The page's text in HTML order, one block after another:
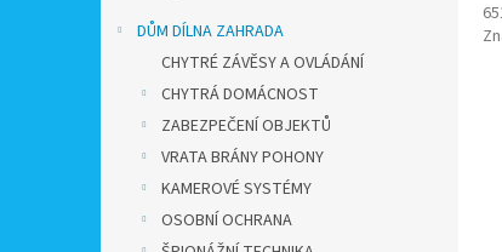
DŮM DÍLNA ZAHRADA
CHYTRÉ ZÁVĚSY A OVLÁDÁNÍ
CHYTRÁ DOMÁCNOST
ZABEZPEČENÍ OBJEKTŮ
VRATA BRÁNY POHONY
KAMEROVÉ SYSTÉMY
OSOBNÍ OCHRANA